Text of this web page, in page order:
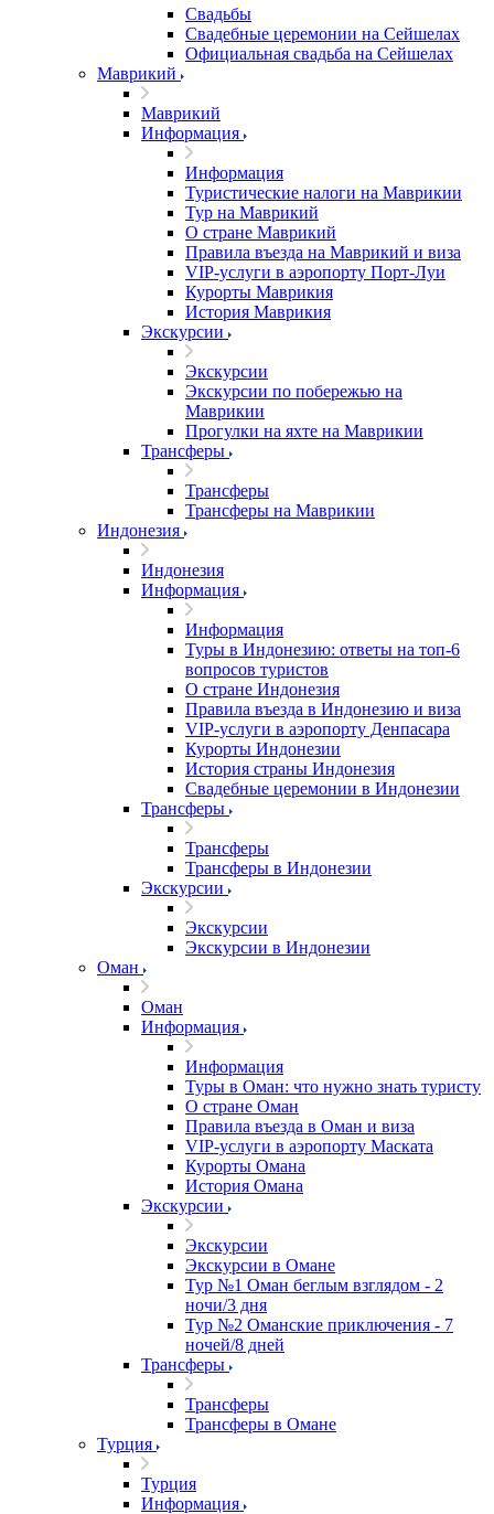
Свадьбы
Свадебные церемонии на Сейшелах
Официальная свадьба на Сейшелах
Маврикий
Маврикий
Информация
Информация
Туристические налоги на Маврикии
Тур на Маврикий
О стране Маврикий
Правила въезда на Маврикий и виза
VIP-услуги в аэропорту Порт-Луи
Курорты Маврикия
История Маврикия
Экскурсии
Экскурсии
Экскурсии по побережью на
Маврикии
Прогулки на яхте на Маврикии
Трансферы
Трансферы
Трансферы на Маврикии
Индонезия
Индонезия
Информация
Информация
Туры в Индонезию: ответы на топ-6
вопросов туристов
О стране Индонезия
Правила въезда в Индонезию и виза
VIP-услуги в аэропорту Денпасара
Курорты Индонезии
История страны Индонезия
Свадебные церемонии в Индонезии
Трансферы
Трансферы
Трансферы в Индонезии
Экскурсии
Экскурсии
Экскурсии в Индонезии
Оман
Оман
Информация
Информация
Туры в Оман: что нужно знать туристу
О стране Оман
Правила въезда в Оман и виза
VIP-услуги в аэропорту Маската
Курорты Омана
История Омана
Экскурсии
Экскурсии
Экскурсии в Омане
Тур №1 Оман беглым взглядом - 2
ночи/3 дня
Тур №2 Оманские приключения - 7
ночей/8 дней
Трансферы
Трансферы
Трансферы в Омане
Турция
Турция
Информация